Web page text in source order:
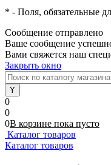
* - Поля, обязательные
Сообщение отправлено
Ваше сообщение
Вами свяжется наш
Закрыть окно
0
0
0В корзине пока пусто
Каталог товаров
Каталог товаров